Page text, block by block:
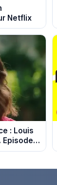
Netflix
: Louis
Episode